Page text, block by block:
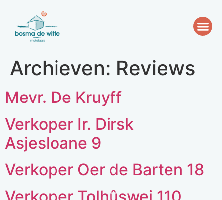
Archieven: Reviews
Mevr. De Kruyff
Verkoper Ir. Dirsk
Asjesloane 9
Verkoper Oer de Barten 18